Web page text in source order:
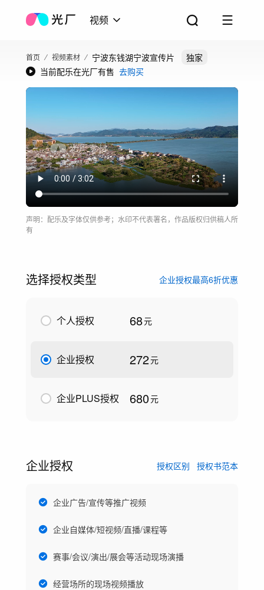
视频
首页 视频素材 宁波东钱湖宁波宣传片
独家
当前配乐在光厂有售 去购买
声明：配乐及字体仅供参考；水印不代表署名，作品版权归供稿人所
有
选择授权类型 企业授权最高6折优惠
个人授权 68元
企业授权 272元
企业PLUS授权 680元
企业授权 授权区别 授权书范本
企业广告/宣传等推广视频
企业自媒体/短视频/直播/课程等
赛事/会议/演出/展会等活动现场演播
经营场所的现场视频播放